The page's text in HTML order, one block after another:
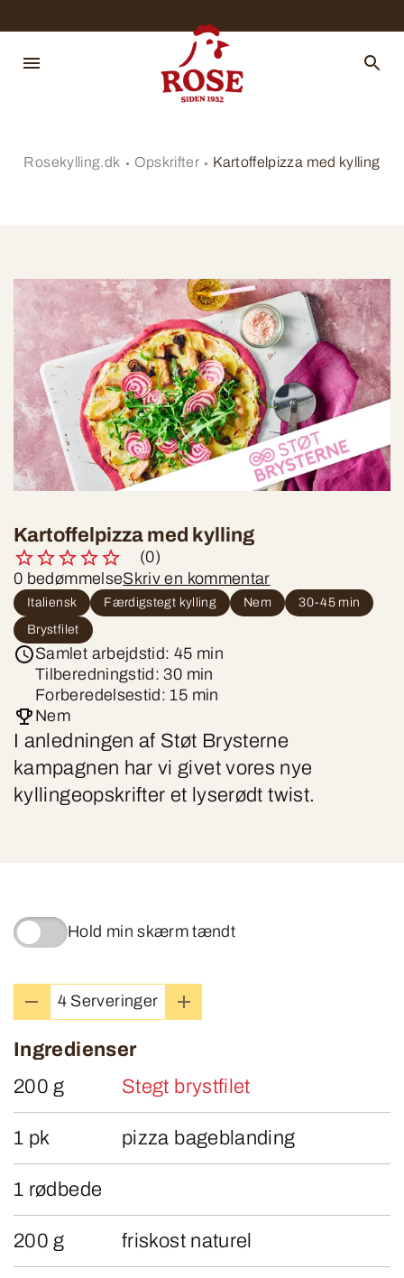
Rosekylling.dk Opskrifter Kartoffelpizza med kylling
Kartoffelpizza med kylling
(0)
0 bedømmelseSkriv en kommentar
Italiensk Færdigstegt kylling Nem
30-45 min
Brystfilet
Samlet arbejdstid: 45 min
Tilberedningstid: 30 min
Forberedelsestid: 15 min
Nem
I anledningen af Støt Brysterne
kampagnen har vi givet vores nye
kyllingeopskrifter et lyserødt twist.
Hold min skærm tændt
4 Serveringer
Ingredienser
200 g
Stegt brystfilet
1 pk pizza bageblanding
1 rødbede
200 g friskost naturel